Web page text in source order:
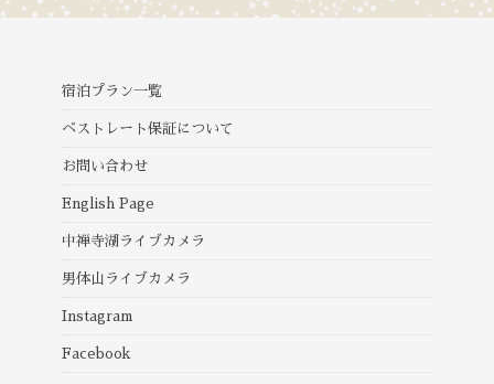
宿泊プラン一覧
ベストレート保証について
お問い合わせ
English Page
中禅寺湖ライブカメラ
男体山ライブカメラ
Instagram
Facebook